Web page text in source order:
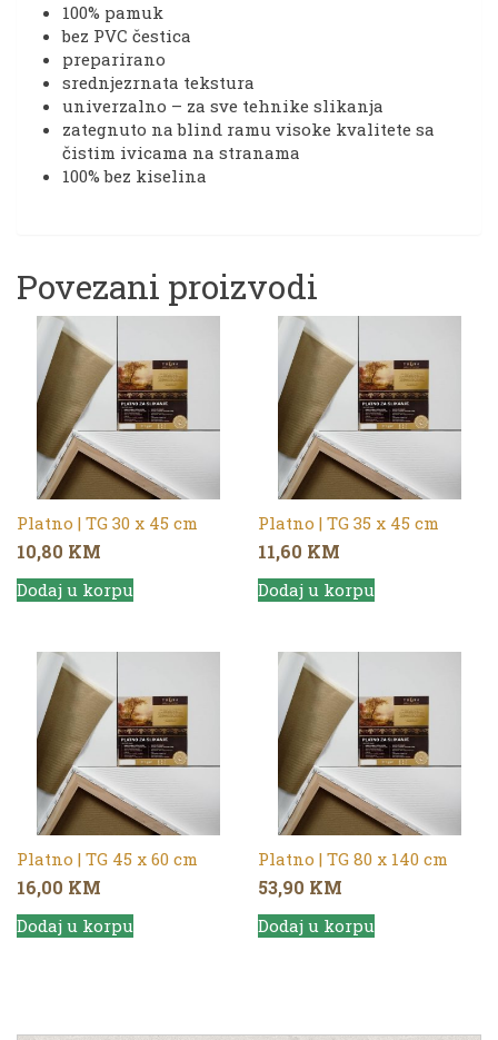
100% pamuk
bez PVC čestica
preparirano
srednjezrnata tekstura
univerzalno – za sve tehnike slikanja
zategnuto na blind ramu visoke kvalitete sa
čistim ivicama na stranama
100% bez kiselina
Povezani proizvodi
Platno | TG 30 x 45 cm
10,80 KM
Dodaj u korpu
Platno | TG 35 x 45 cm
11,60 KM
Dodaj u korpu
Platno | TG 45 x 60 cm
16,00 KM
Dodaj u korpu
Platno | TG 80 x 140 cm
53,90 KM
Dodaj u korpu